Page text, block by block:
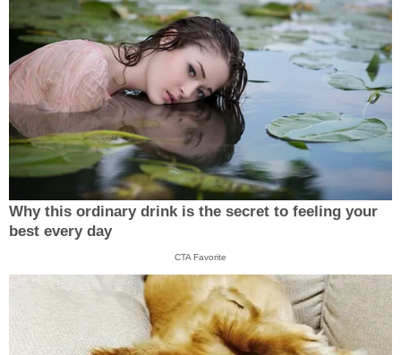
Why this ordinary drink is the secret to feeling your
best every day
CTA Favorite